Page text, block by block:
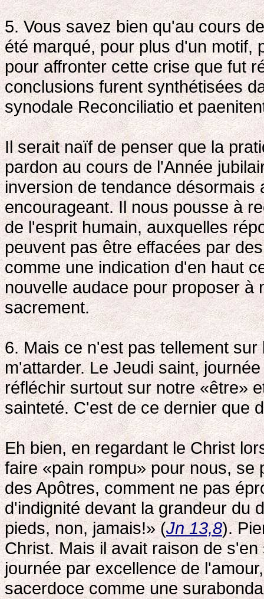
5. Vous savez bien qu'au cours
été marqué, pour plus d'un motif,
pour affronter cette crise que fut
conclusions furent synthétisées
synodale Reconciliatio et
Il serait naïf de penser que la
pardon au cours de l'Année
inversion de tendance désormais
encourageant. Il nous pousse à
de l'esprit humain, auxquelles
peuvent pas être effacées par
comme une indication d'en haut
nouvelle audace pour proposer à
sacrement.
6. Mais ce n'est pas tellement
m'attarder. Le Jeudi saint,
réfléchir surtout sur notre «être»
sainteté. C'est de ce dernier que
Eh bien, en regardant le Christ
faire «pain rompu» pour nous,
des Apôtres, comment ne pas
d'indignité devant la grandeur du
pieds, non, jamais!» (Jn 13,8).
Christ. Mais il avait raison de
journée par excellence de
sacerdoce comme une